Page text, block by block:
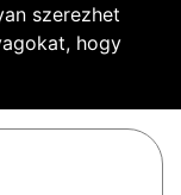
szerezhet
hogy